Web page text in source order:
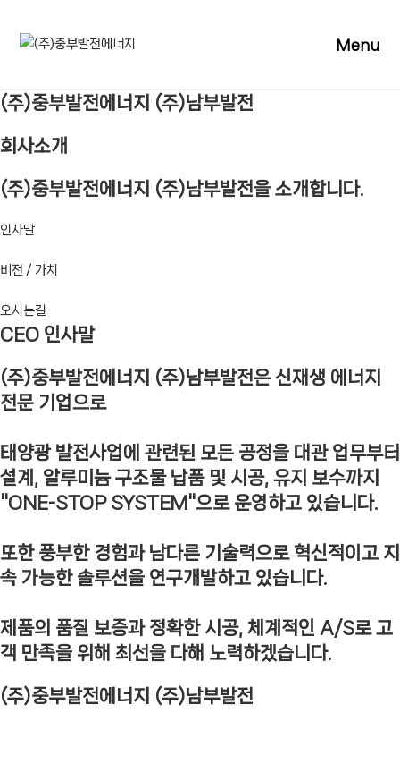
content
Menu
(주)중부발전에너지 (주)남부발전
회사소개
(주)중부발전에너지 (주)남부발전을 소개합니다.
인사말
비전 / 가치
오시는길
CEO 인사말
(주)중부발전에너지 (주)남부발전은 신재생 에너지
전문 기업으로
태양광 발전사업에 관련된 모든 공정을 대관 업무부터
설계, 알루미늄 구조물 납품 및 시공, 유지 보수까지
"ONE-STOP SYSTEM"으로 운영하고 있습니다.
또한 풍부한 경험과 남다른 기술력으로 혁신적이고 지
속 가능한 솔루션을 연구개발하고 있습니다.
제품의 품질 보증과 정확한 시공, 체계적인 A/S로 고
객 만족을 위해 최선을 다해 노력하겠습니다.
(주)중부발전에너지 (주)남부발전